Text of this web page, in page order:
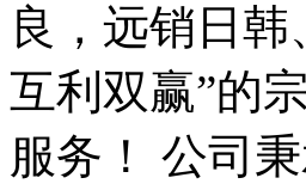
良，远销日
互利双赢”的
服务！ 公司